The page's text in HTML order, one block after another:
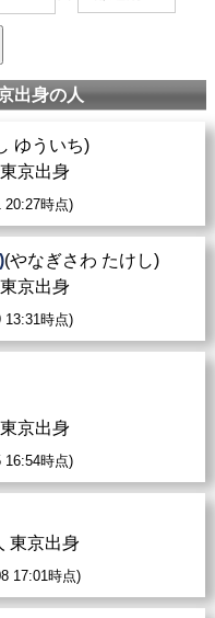
出身の人
ゆういち)
京出身
20:27時点)
(やなぎさわ たけし)
京出身
13:31時点)
京出身
16:54時点)
東京出身
17:01時点)